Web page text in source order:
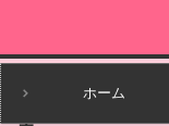
ホーム